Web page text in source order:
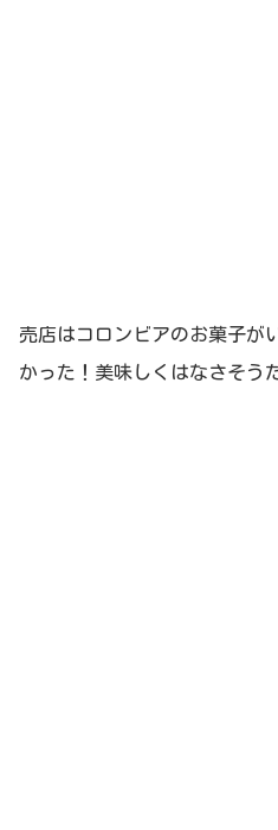
売店はコロンビアのお菓子が
かった！美味しくはなさそう